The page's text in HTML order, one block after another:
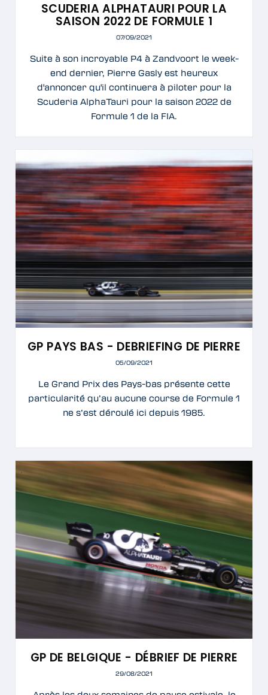
SCUDERIA ALPHATAURI POUR LA
SAISON 2022 DE FORMULE 1
07/09/2021
Suite à son incroyable P4 à Zandvoort le week-
end dernier, Pierre Gasly est heureux
d'annoncer qu'il continuera à piloter pour la
Scuderia AlphaTauri pour la saison 2022 de
Formule 1 de la FIA.
GP PAYS BAS - DEBRIEFING DE PIERRE
05/09/2021
Le Grand Prix des Pays-bas présente cette
particularité qu’au aucune course de Formule 1
ne s’est déroulé ici depuis 1985.
GP DE BELGIQUE - DÉBRIEF DE PIERRE
29/08/2021